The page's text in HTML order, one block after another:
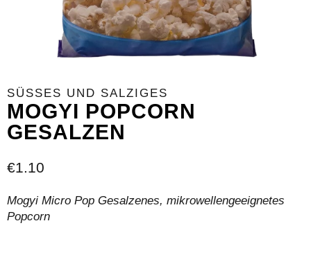
SÜSSES UND SALZIGES
MOGYI POPCORN
GESALZEN
€1.10
Mogyi Micro Pop Gesalzenes, mikrowellengeeignetes
Popcorn